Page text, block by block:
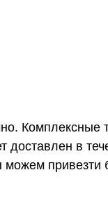
Комплексные
доставлен в
привезти